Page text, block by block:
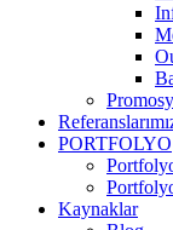
PORTFOLYO
Kaynaklar